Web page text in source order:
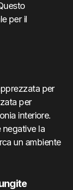
per il
per
per
interiore.
negative la
un ambiente